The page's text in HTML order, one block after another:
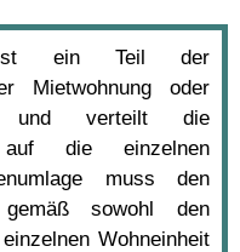
ist ein Teil der
Mietwohnung oder
und verteilt die
auf die einzelnen
muss den
gemäß sowohl den
Wohneinheit